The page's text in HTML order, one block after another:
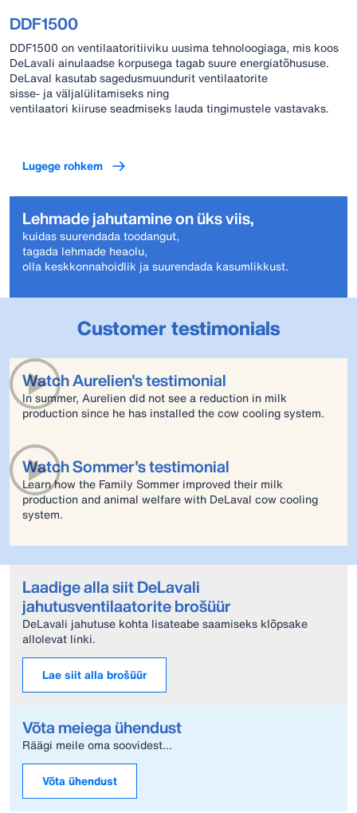
DDF1500
DDF1500 on ventilaatoritiiviku uusima tehnoloogiaga, mis koos
DeLavali ainulaadse korpusega tagab suure energiatõhususe.
DeLaval kasutab sagedusmuundurit ventilaatorite
sisse- ja väljalülitamiseks ning
ventilaatori kiiruse seadmiseks lauda tingimustele vastavaks.
Lugege rohkem
Lehmade jahutamine on üks viis,
kuidas suurendada toodangut,
tagada lehmade heaolu,
olla keskkonnahoidlik ja suurendada kasumlikkust.
Customer testimonials
Watch Aurelien's testimonial
In summer, Aurelien did not see a reduction in milk
production since he has installed the cow cooling system.
Watch Sommer's testimonial
Learn how the Family Sommer improved their milk
production and animal welfare with DeLaval cow cooling
system.
Laadige alla siit DeLavali
jahutusventilaatorite brošüür
DeLavali jahutuse kohta lisateabe saamiseks klõpsake
allolevat linki.
Lae siit alla brošüür
Võta meiega ühendust
Räägi meile oma soovidest...
Võta ühendust